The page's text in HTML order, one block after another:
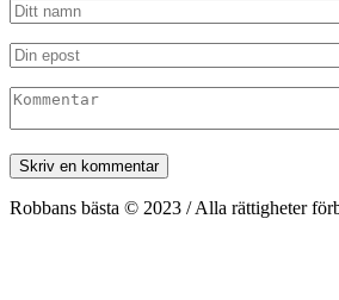
Robbans bästa © 2023 / Alla rättigheter